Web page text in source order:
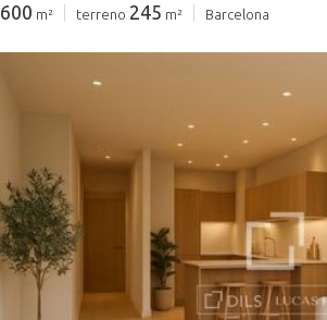
600 m² terreno 245 m² Barcelona
CARGANDO...